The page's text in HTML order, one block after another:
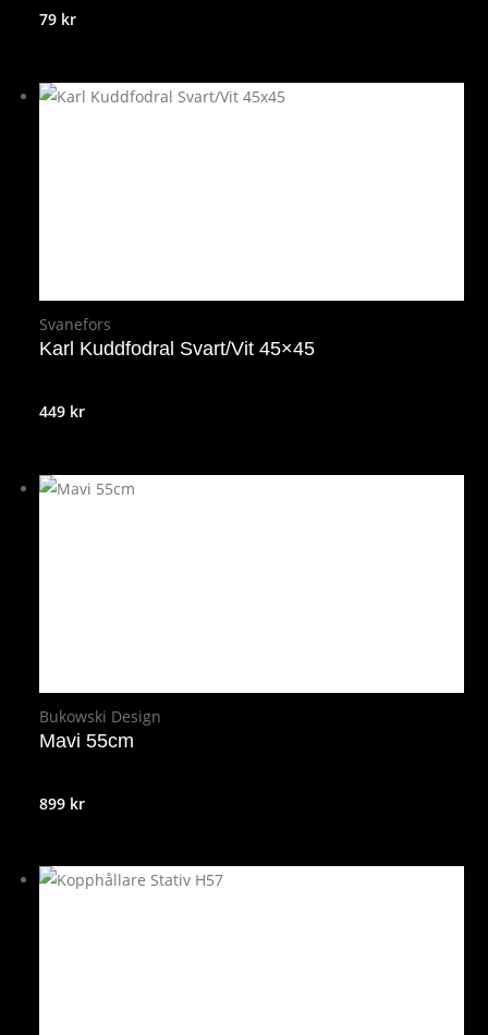
79 kr
Svanefors
Karl Kuddfodral Svart/Vit 45×45
449 kr
Bukowski Design
Mavi 55cm
899 kr